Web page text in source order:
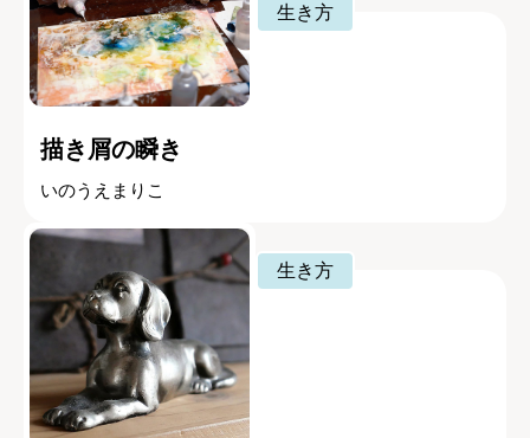
生き方
描き屑の瞬き
いのうえまりこ
生き方